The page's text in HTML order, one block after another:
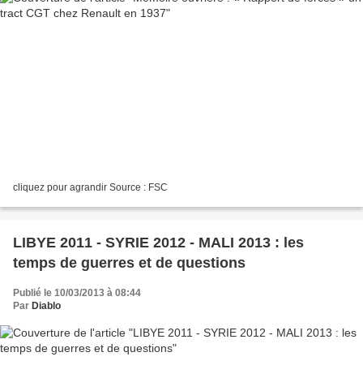
cliquez pour agrandir Source : FSC
LIBYE 2011 - SYRIE 2012 - MALI 2013 : les
temps de guerres et de questions
Publié le 10/03/2013 à 08:44
Par Diablo